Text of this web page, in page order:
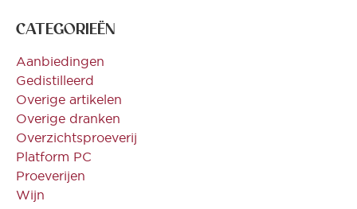
CATEGORIEËN
Aanbiedingen
Gedistilleerd
Overige artikelen
Overige dranken
Overzichtsproeverij
Platform PC
Proeverijen
Wijn